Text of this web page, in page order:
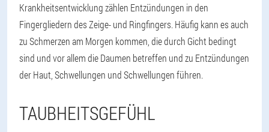
Krankheitsentwicklung zählen Entzündungen in den
Fingergliedern des Zeige- und Ringfingers. Häufig kann es auch
zu Schmerzen am Morgen kommen, die durch Gicht bedingt
sind und vor allem die Daumen betreffen und zu Entzündungen
der Haut, Schwellungen und Schwellungen führen.
TAUBHEITSGEFÜHL